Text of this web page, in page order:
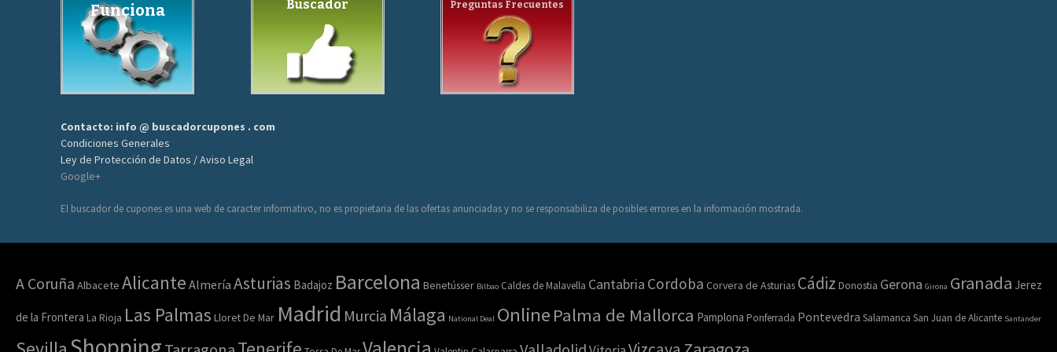
Funciona
Buscador
Preguntas Frecuentes
Contacto: info @ buscadorcupones . com
Condiciones Generales
Ley de Protección de Datos / Aviso Legal
Google+
El buscador de cupones es una web de caracter informativo, no es propietaria de las ofertas anunciadas y no se responsabiliza de posibles errores en la información mostrada.
A Coruña Albacete Alicante Almería Asturias Badajoz Barcelona Benetússer Bilbao Caldes de Malavella Cantabria Cordoba Corvera de Asturias Cádiz Donostia Gerona Girona Granada Jerez
de la Frontera La Rioja Las Palmas Lloret De Mar Madrid Murcia Málaga National Deal Online Palma de Mallorca Pamplona Ponferrada Pontevedra Salamanca San Juan de Alicante Santander